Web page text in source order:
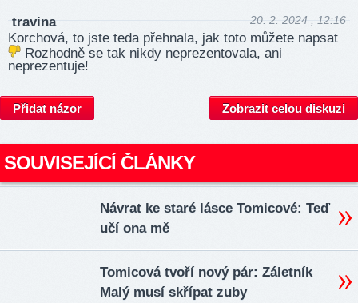
travina 20. 2. 2024 , 12:16
Korchová, to jste teda přehnala, jak toto můžete napsat
Rozhodně se tak nikdy neprezentovala, ani
neprezentuje!
Přidat názor Zobrazit celou diskuzi
SOUVISEJÍCÍ ČLÁNKY
Návrat ke staré lásce Tomicové: Teď
učí ona mě
Tomicová tvoří nový pár: Záletník
Malý musí skřípat zuby